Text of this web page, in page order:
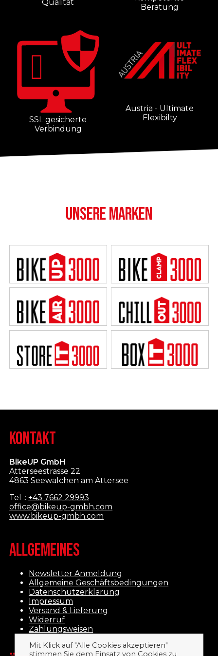
Qualität
Beratung
SSL gesicherte
Verbindung
Austria - Ultimate
Flexibilty
UNSERE MARKEN
KONTAKT
BikeUP GmbH
Atterseestrasse 22
4863 Seewalchen am Attersee
Tel .:+43 7662 29993
office@bikeup-gmbh.com
www.bikeup-gmbh.com
ALLGEMEINES
Newsletter Anmeldung
Allgemeine Geschäftsbedingungen
Datenschutzerklärung
Impressum
Versand & Lieferung
Widerruf
Zahlungsweisen
Mit Klick auf "Alle Cookies akzeptieren"
stimmen Sie dem Einsatz von Cookies zu